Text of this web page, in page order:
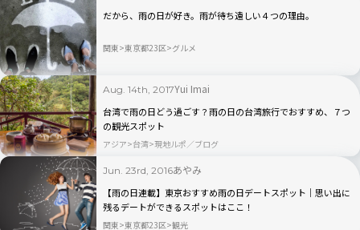
だから、雨の日が好き。雨が待ち遠しい４つの理由。
関東 東京都23区 グルメ
Aug. 14th, 2017Yui Imai
台湾で雨の日どう過ごす？雨の日の台湾旅行でおすすめ、７つ
の観光スポット
アジア 台湾 現地ルポ／ブログ
Jun. 23rd, 2016あやみ
【雨の日連載】東京おすすめ雨の日デートスポット｜思い出に
残るデートができるスポットはここ！
関東 東京都23区 観光